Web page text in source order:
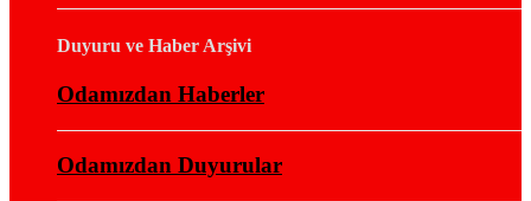
Duyuru ve Haber Arşivi
Odamızdan Haberler
Odamızdan Duyurular